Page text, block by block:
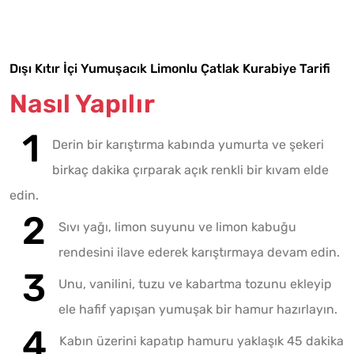
Dışı Kıtır İçi Yumuşacık Limonlu Çatlak Kurabiye Tarifi
Nasıl Yapılır
Derin bir karıştırma kabında yumurta ve şekeri
birkaç dakika çırparak açık renkli bir kıvam elde
edin.
Sıvı yağı, limon suyunu ve limon kabuğu
rendesini ilave ederek karıştırmaya devam edin.
Unu, vanilini, tuzu ve kabartma tozunu ekleyip
ele hafif yapışan yumuşak bir hamur hazırlayın.
Kabın üzerini kapatıp hamuru yaklaşık 45 dakika